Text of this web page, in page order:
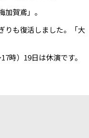
賀鳶」。
りも復活しました。「大
時）19日は休演です。